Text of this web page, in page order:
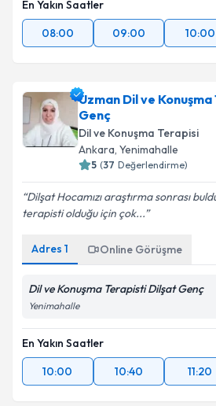
En Yakın Saatler
08:00
09:00 10:00
Uzman Dil ve
Genç
Dil ve Konuşma Terapisi
Ankara, Yenimahalle
5 (37 Değerlendirme)
Dilşat Hocamızı araştırma sonrası
terapisti olduğu için çok...
Adres 1 Online Görüşme
Dil ve Konuşma Terapisti Dilşat Genç
Yenimahalle
En Yakın Saatler
10:00
10:40 11:20